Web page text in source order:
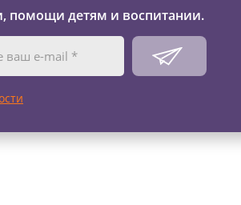
помощи детям и воспитании.